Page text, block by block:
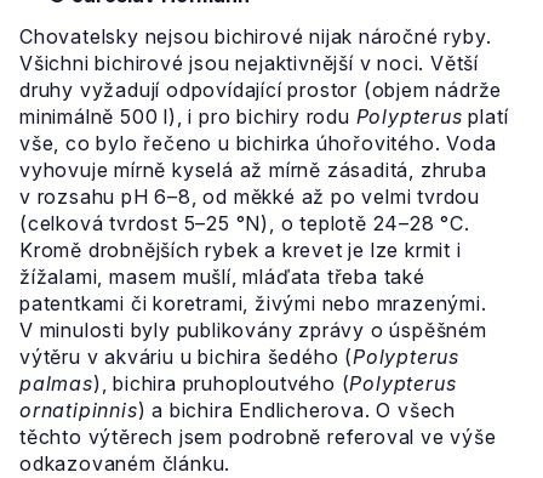
Chovatelsky nejsou bichirové nijak náročné ryby.
Všichni bichirové jsou nejaktivnější v noci. Větší
druhy vyžadují odpovídající prostor (objem nádrže
minimálně 500 l), i pro bichiry rodu Polypterus platí
vše, co bylo řečeno u bichirka úhořovitého. Voda
vyhovuje mírně kyselá až mírně zásaditá, zhruba
v rozsahu pH 6–8, od měkké až po velmi tvrdou
(celková tvrdost 5–25 °N), o teplotě 24–28 °C.
Kromě drobnějších rybek a krevet je lze krmit i
žížalami, masem mušlí, mláďata třeba také
patentkami či koretrami, živými nebo mrazenými.
V minulosti byly publikovány zprávy o úspěšném
výtěru v akváriu u bichira šedého (Polypterus
palmas), bichira pruhoploutvého (Polypterus
ornatipinnis) a bichira Endlicherova. O všech
těchto výtěrech jsem podrobně referoval ve výše
odkazovaném článku.